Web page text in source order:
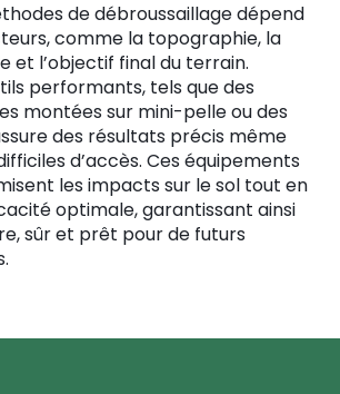
de débroussaillage dépend
comme la topographie, la
et l’objectif final du terrain.
performants, tels que des
montées sur mini-pelle ou des
des résultats précis même
d’accès. Ces équipements
les impacts sur le sol tout en
optimale, garantissant ainsi
sûr et prêt pour de futurs